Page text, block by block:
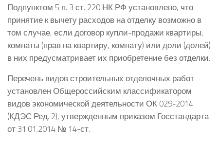
Подпунктом 5 п. 3 ст. 220 НК РФ установлено, что
принятие к вычету расходов на отделку возможно в
том случае, если договор купли-продажи квартиры,
комнаты (прав на квартиру, комнату) или доли (долей)
в них предусматривает их приобретение без отделки.
Перечень видов строительных отделочных работ
установлен Общероссийским классификатором
видов экономической деятельности ОК 029-2014
(КДЭС Ред. 2), утвержденным приказом Госстандарта
от 31.01.2014 № 14-ст.